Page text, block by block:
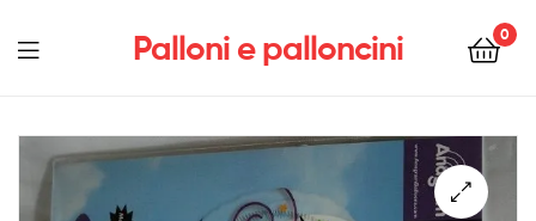
Palloni e palloncini 0
Menu